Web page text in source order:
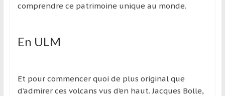
d’une
comprendre ce patrimoine unique au monde.
En ULM
Et pour commencer quoi de plus original que
d’admirer ces volcans vus d’en haut. Jacques Bolle,